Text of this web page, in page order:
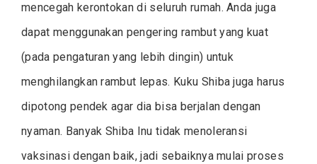
mencegah kerontokan di seluruh rumah. Anda juga
dapat menggunakan pengering rambut yang kuat
(pada pengaturan yang lebih dingin) untuk
menghilangkan rambut lepas. Kuku Shiba juga harus
dipotong pendek agar dia bisa berjalan dengan
nyaman. Banyak Shiba Inu tidak menoleransi
vaksinasi dengan baik, jadi sebaiknya mulai proses